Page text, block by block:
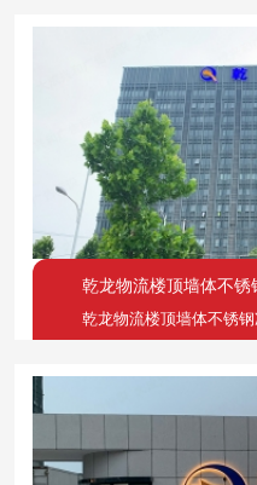
乾龙物流楼顶墙体不锈